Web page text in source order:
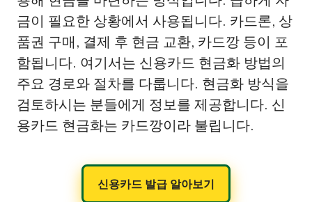
금이 필요한 상황에서 사용됩니다. 카드론, 상
품권 구매, 결제 후 현금 교환, 카드깡 등이 포
함됩니다. 여기서는 신용카드 현금화 방법의
주요 경로와 절차를 다룹니다. 현금화 방식을
검토하시는 분들에게 정보를 제공합니다. 신
용카드 현금화는 카드깡이라 불립니다.
신용카드 발급 알아보기